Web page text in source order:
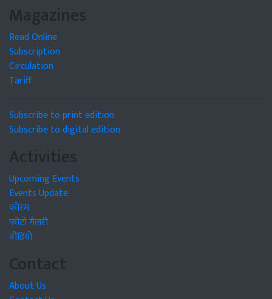
Magazines
Read Online
Subscription
Circulation
Tariff
Subscribe to print edition
Subscribe to digital edition
Activities
Upcoming Events
Events Update
फोरम
फोटो गैलरी
वीडियो
Contact
About Us